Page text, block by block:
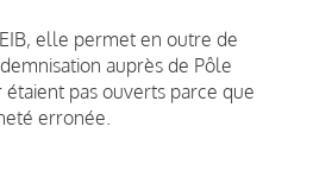
elle permet en outre de
auprès de Pôle
pas ouverts parce que
erronée.